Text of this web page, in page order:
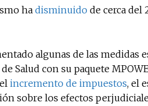
hadisminuido de cerca del
algunas de las medidas
Salud con su paquete
incremento de impuestos, el
sobre los efectos